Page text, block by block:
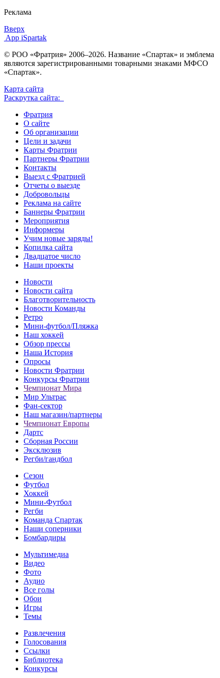
Реклама
Вверх
App iSpartak
© РОО «Фратрия» 2006–2026. Название «Спартак» и эмблема
являются зарегистрированными товарными знаками МФСО
«Спартак».
Карта сайта
Раскрутка сайта:
Фратрия
О сайте
Об организации
Цели и задачи
Карты Фратрии
Партнеры Фратрии
Контакты
Выезд с Фратрией
Отчеты о выезде
Добровольцы
Реклама на сайте
Баннеры Фратрии
Мероприятия
Информеры
Учим новые заряды!
Копилка сайта
Двадцатое число
Наши проекты
Новости
Новости сайта
Благотворительность
Новости Команды
Ретро
Мини-футбол/Пляжка
Наш хоккей
Обзор прессы
Наша История
Опросы
Новости Фратрии
Конкурсы Фратрии
Чемпионат Мира
Мир Ультрас
Фан-cектор
Наш магазин/партнеры
Чемпионат Европы
Дартс
Сборная России
Эксклюзив
Регби/гандбол
Сезон
Футбол
Хоккей
Мини-Футбол
Регби
Команда Спартак
Наши соперники
Бомбардиры
Мультимедиа
Видео
Фото
Аудио
Все голы
Обои
Игры
Темы
Развлечения
Голосования
Ссылки
Библиотека
Конкурсы